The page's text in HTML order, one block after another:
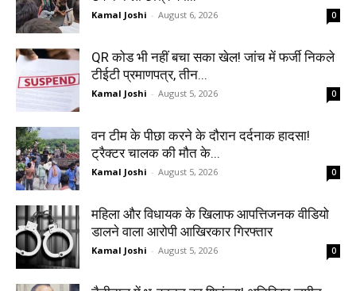
Kamal Joshi - August 6, 2026 0
QR कोड भी नहीं बचा सका खेल! जांच में फर्जी निकले
टीईटी प्रमाणपत्र, तीन...
Kamal Joshi - August 5, 2026 0
वन टीम के पीछा करने के दौरान दर्दनाक हादसा!
ट्रैक्टर चालक की मौत के...
Kamal Joshi - August 5, 2026 0
महिला और विधायक के खिलाफ आपत्तिजनक वीडियो
डालने वाला आरोपी आखिरकार गिरफ्तार
Kamal Joshi - August 5, 2026 0